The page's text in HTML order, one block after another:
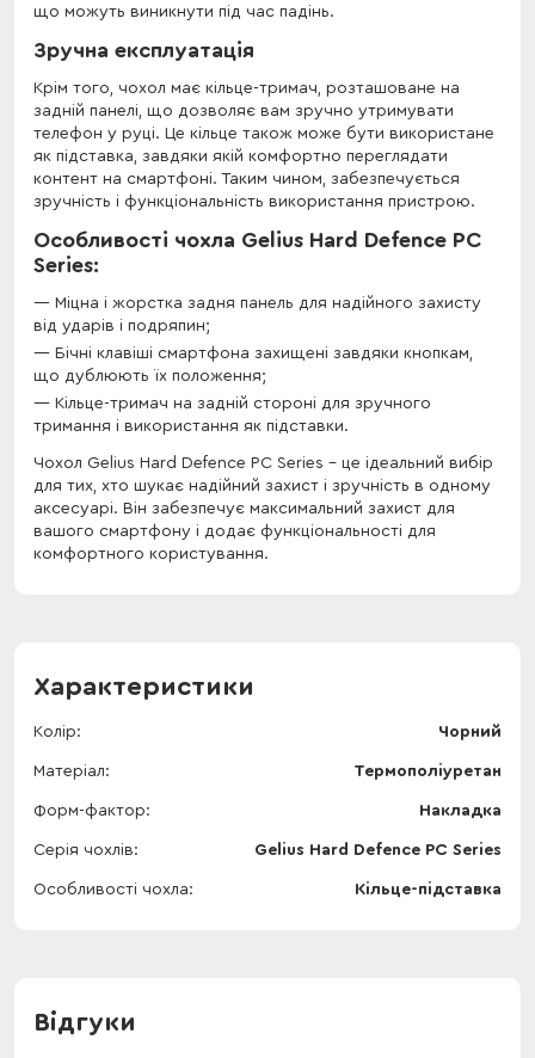
що можуть виникнути під час падінь.
Зручна експлуатація
Крім того, чохол має кільце-тримач, розташоване на
задній панелі, що дозволяє вам зручно утримувати
телефон у руці. Це кільце також може бути використане
як підставка, завдяки якій комфортно переглядати
контент на смартфоні. Таким чином, забезпечується
зручність і функціональність використання пристрою.
Особливості чохла Gelius Hard Defence PC
Series:
Міцна і жорстка задня панель для надійного захисту
від ударів і подряпин;
Бічні клавіші смартфона захищені завдяки кнопкам,
що дублюють їх положення;
Кільце-тримач на задній стороні для зручного
тримання і використання як підставки.
Чохол Gelius Hard Defence PC Series - це ідеальний вибір
для тих, хто шукає надійний захист і зручність в одному
аксесуарі. Він забезпечує максимальний захист для
вашого смартфону і додає функціональності для
комфортного користування.
Характеристики
Колір Чорний
Матеріал Термополіуретан
Форм-фактор Накладка
Серія чохлів Gelius Hard Defence PC Series
Особливості чохла Кільце-підставка
Відгуки